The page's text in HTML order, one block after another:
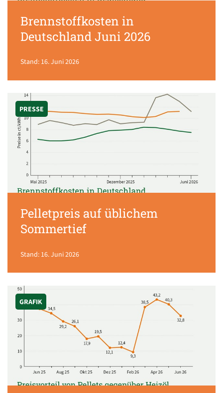
Brennstoffkosten in
Deutschland Juni 2026
Stand: 16. Juni 2026
PRESSE
Pelletpreis auf üblichem
Sommertief
Stand: 16. Juni 2026
GRAFIK